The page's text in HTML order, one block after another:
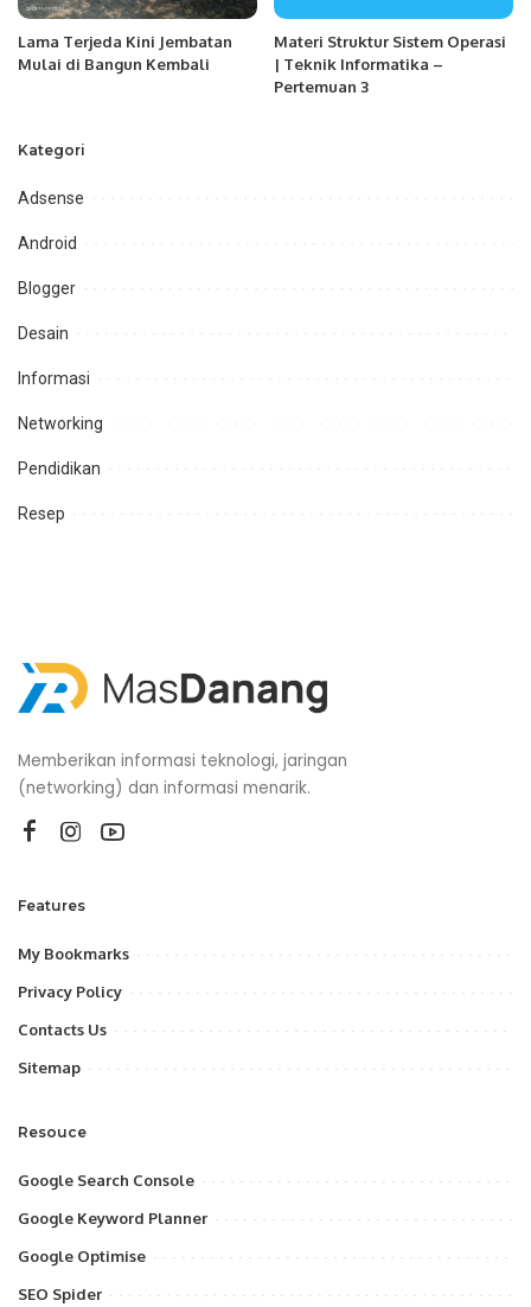
Lama Terjeda Kini Jembatan
Mulai di Bangun Kembali
Materi Struktur Sistem Operasi
| Teknik Informatika –
Pertemuan 3
Kategori
Adsense
Android
Blogger
Desain
Informasi
Networking
Pendidikan
Resep
Memberikan informasi teknologi, jaringan
(networking) dan informasi menarik.
Features
My Bookmarks
Privacy Policy
Contacts Us
Sitemap
Resouce
Google Search Console
Google Keyword Planner
Google Optimise
SEO Spider